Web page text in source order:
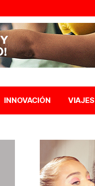
INNOVACIÓN VIAJES